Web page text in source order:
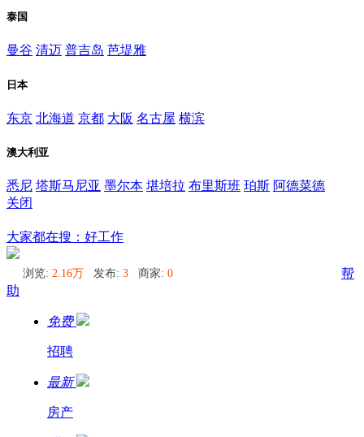
泰国
曼谷 清迈 普吉岛 芭堤雅
日本
东京 北海道 京都 大阪 名古屋 横滨
澳大利亚
悉尼 塔斯马尼亚 墨尔本 堪培拉 布里斯班 珀斯 阿德菜德
关闭
大家都在搜：好工作
浏览: 2.16万 发布: 3 商家: 0
帮
助
免费
招聘
最新
房产